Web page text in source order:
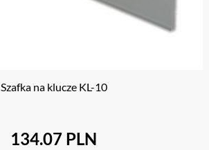
Szafka na klucze KL-10
134.07 PLN